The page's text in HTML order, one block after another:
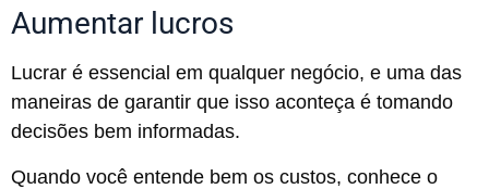
Aumentar lucros
Lucrar é essencial em qualquer negócio, e uma das
maneiras de garantir que isso aconteça é tomando
decisões bem informadas.
Quando você entende bem os custos, conhece o